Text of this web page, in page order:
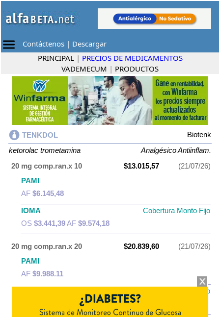
Contáctenos | Descargar
PRINCIPAL | PRECIOS DE MEDICAMENTOS
VADEMECUM | PRODUCTOS
TENKDOL
Biotenk
ketorolac trometamina
Analgésico Antiinflam.
20 mg comp.ran.x 10
$13.015,57
(21/07/26)
PAMI
AF $6.145,48
IOMA
Cobertura Monto Fijo
OS $3.441,39AF $9.574,18
20 mg comp.ran.x 20 $20.839,60
(21/07/26)
PAMI
AF $9.988,11
Cobertura Monto Fijo
$15.186,70